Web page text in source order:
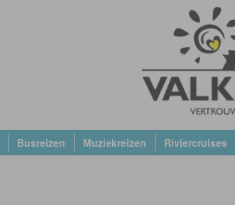
Busreizen Muziekreizen Riviercruises